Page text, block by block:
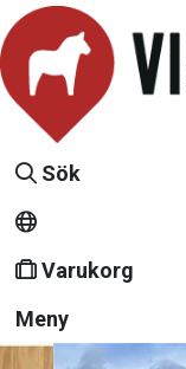
Sök
Varukorg
Meny